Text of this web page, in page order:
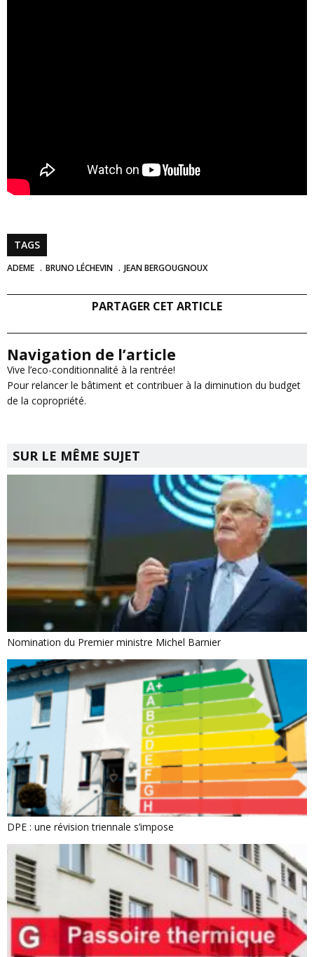
TAGS
ADEME BRUNO LÉCHEVIN JEAN BERGOUGNOUX
PARTAGER CET ARTICLE
Navigation de l’article
Vive l’eco-conditionnalité à la rentrée!
Pour relancer le bâtiment et contribuer à la diminution du budget
de la copropriété.
SUR LE MÊME SUJET
Nomination du Premier ministre Michel Barnier
DPE : une révision triennale s’impose